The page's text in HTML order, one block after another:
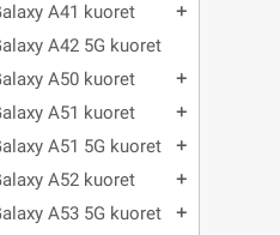
A41 kuoret add
A42 5G kuoret
A50 kuoret
add
A51 kuoret add
A51 5G kuoret add
A52 kuoret add
A53 5G kuoret add